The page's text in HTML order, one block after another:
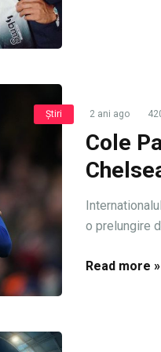
Știri 2 ani ago
Cole
o prelungire
Read more »